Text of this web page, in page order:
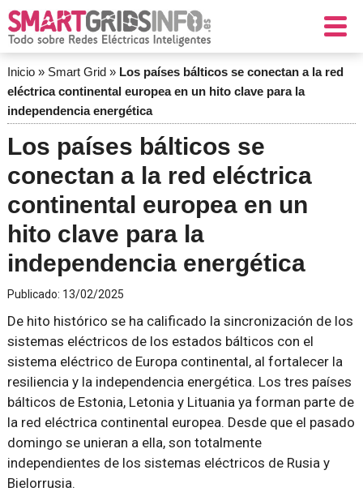
Inicio» Smart Grid» Los países bálticos se conectan a la red
eléctrica continental europea en un hito clave para la
independencia energética
Los países bálticos se
conectan a la red eléctrica
continental europea en un
hito clave para la
independencia energética
Publicado: 13/02/2025
De hito histórico se ha calificado la sincronización de los
sistemas eléctricos de los estados bálticos con el
sistema eléctrico de Europa continental, al fortalecer la
resiliencia y la independencia energética. Los tres países
bálticos de Estonia, Letonia y Lituania ya forman parte de
la red eléctrica continental europea. Desde que el pasado
domingo se unieran a ella, son totalmente
independientes de los sistemas eléctricos de Rusia y
Bielorrusia.